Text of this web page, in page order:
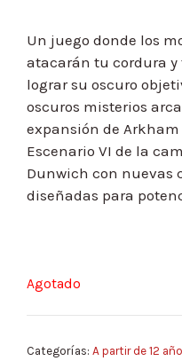
Un juego donde los
atacarán tu cordura
lograr su oscuro
oscuros misterios
expansión de Arkham
Escenario VI de la
Dunwich con nuevas
diseñadas para
Agotado
Categorías: A partir de 12